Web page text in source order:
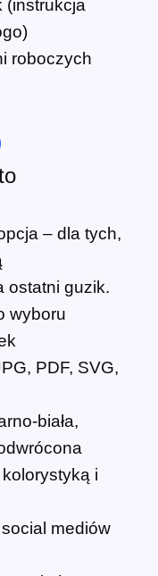
(instrukcja
roboczych
– dla tych,
ostatni guzik.
wyboru
PDF, SVG,
biała,
i
mediów